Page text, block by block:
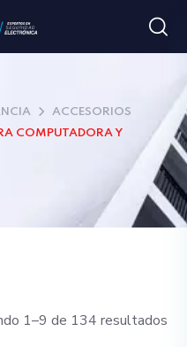
ACCESORIOS
COMPUTADORA Y
1–9 de 134 resultados